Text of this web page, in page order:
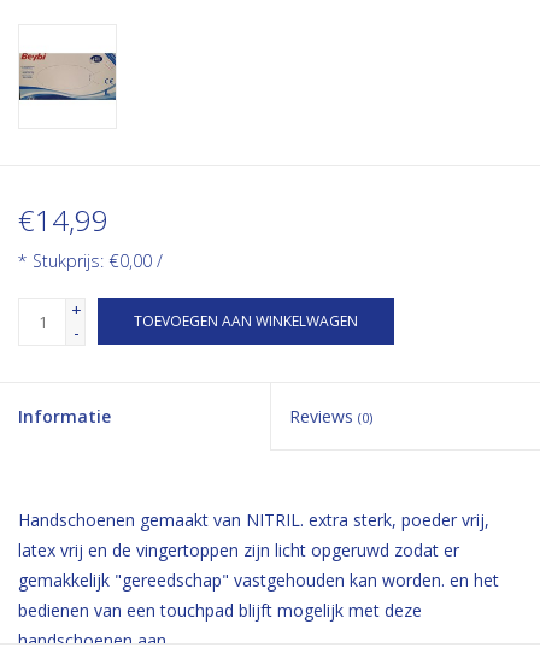
€14,99
* Stukprijs: €0,00 /
+
-
TOEVOEGEN AAN WINKELWAGEN
Informatie Reviews (0)
Handschoenen gemaakt van NITRIL. extra sterk, poeder vrij,
latex vrij en de vingertoppen zijn licht opgeruwd zodat er
gemakkelijk "gereedschap" vastgehouden kan worden. en het
bedienen van een touchpad blijft mogelijk met deze
handschoenen aan